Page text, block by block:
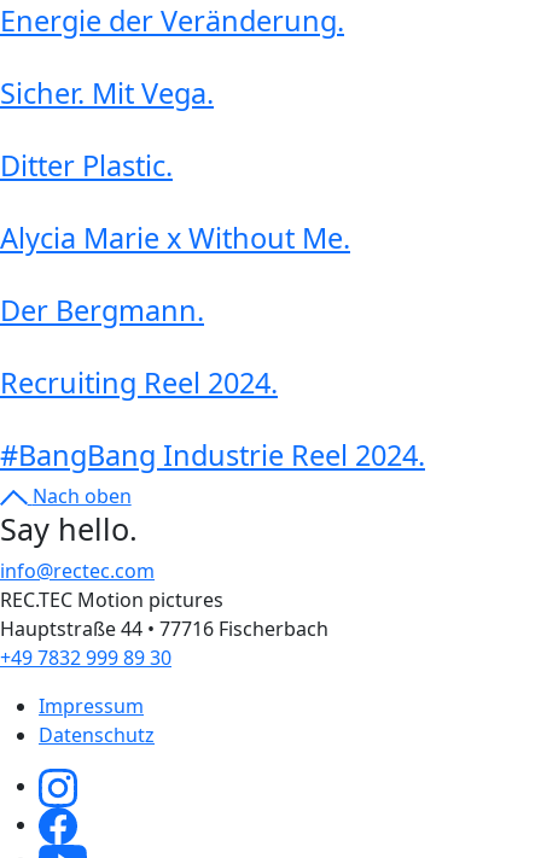
Energie der Veränderung.
Sicher. Mit Vega.
Ditter Plastic.
Alycia Marie x Without Me.
Der Bergmann.
Recruiting Reel 2024.
#BangBang Industrie Reel 2024.
Nach oben
Say hello.
info@rectec.com
REC.TEC Motion pictures
Hauptstraße 44 • 77716 Fischerbach
+49 7832 999 89 30
Impressum
Datenschutz